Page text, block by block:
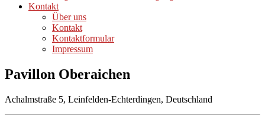
Kontakt
Über uns
Kontakt
Kontaktformular
Impressum
Pavillon Oberaichen
Achalmstraße 5, Leinfelden-Echterdingen, Deutschland